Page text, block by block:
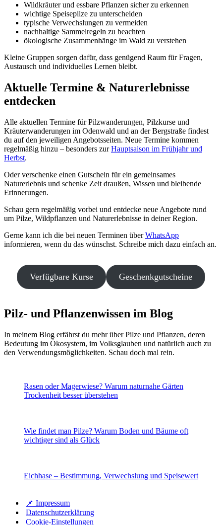
Wildkräuter und essbare Pflanzen sicher zu erkennen
wichtige Speisepilze zu unterscheiden
typische Verwechslungen zu vermeiden
nachhaltige Sammelregeln zu beachten
ökologische Zusammenhänge im Wald zu verstehen
Kleine Gruppen sorgen dafür, dass genügend Raum für Fragen,
Austausch und individuelles Lernen bleibt.
Aktuelle Termine & Naturerlebnisse
entdecken
Alle aktuellen Termine für Pilzwanderungen, Pilzkurse und
Kräuterwanderungen im Odenwald und an der Bergstraße findest
du auf den jeweiligen Angebotsseiten. Neue Termine kommen
regelmäßig hinzu – besonders zurHauptsaison im Frühjahr und
Herbst.
Oder verschenke einen Gutschein für ein gemeinsames
Naturerlebnis und schenke Zeit draußen, Wissen und bleibende
Erinnerungen.
Schau gern regelmäßig vorbei und entdecke neue Angebote rund
um Pilze, Wildpflanzen und Naturerlebnisse in deiner Region.
Gerne kann ich die bei neuen Terminen überWhatsApp
informieren, wenn du das wünschst. Schreibe mich dazu einfach an.
Verfügbare Kurse Geschenkgutscheine
Pilz- und Pflanzenwissen im Blog
In meinem Blog erfährst du mehr über Pilze und Pflanzen, deren
Bedeutung im Ökosystem, im Volksglauben und natürlich auch zu
den Verwendungsmöglichkeiten. Schau doch mal rein.
Rasen oder Magerwiese? Warum naturnahe Gärten
Trockenheit besser überstehen
Wie findet man Pilze? Warum Boden und Bäume oft
wichtiger sind als Glück
Eichhase – Bestimmung, Verwechslung und Speisewert
📌 Impressum
Datenschutzerklärung
Cookie-Einstellungen